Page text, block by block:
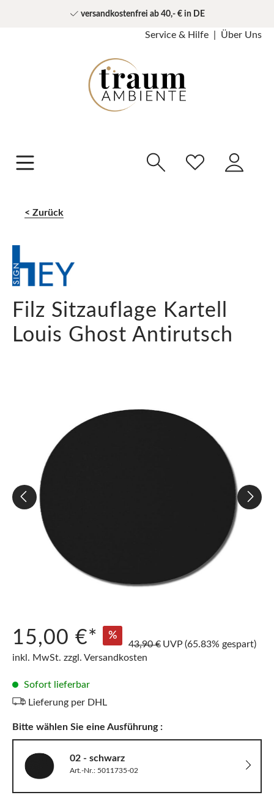
versandkostenfrei ab 40,- € in DE
Service & Hilfe Über Uns
Zurück
Filz Sitzauflage Kartell
Louis Ghost Antirutsch
15,00 €* %
43,90 € UVP (65.83% gespart)
inkl. MwSt. zzgl. Versandkosten
Sofort lieferbar
Lieferung per DHL
Bitte wählen Sie eine Ausführung :
02 - schwarz
Art.-Nr.: 5011735-02